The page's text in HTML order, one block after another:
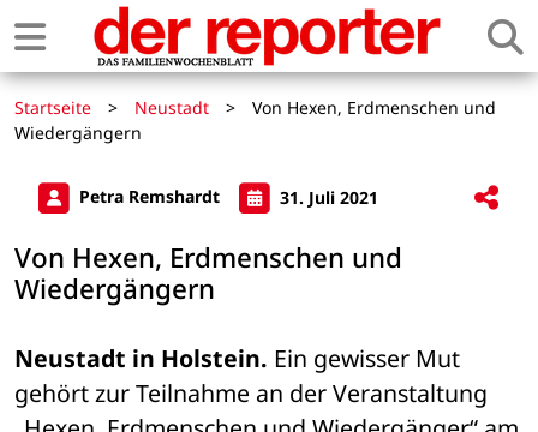
Startseite > Neustadt >
Von Hexen, Erdmenschen und
Wiedergängern
Petra Remshardt 31. Juli 2021
Von Hexen, Erdmenschen und
Wiedergängern
Neustadt in Holstein. Ein gewisser Mut
gehört zur Teilnahme an der Veranstaltung